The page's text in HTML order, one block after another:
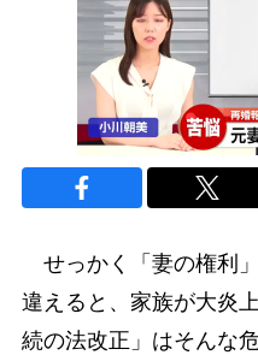
せっかく「妻の権利
違えると、家族が大炎
続の法改正」はそんな